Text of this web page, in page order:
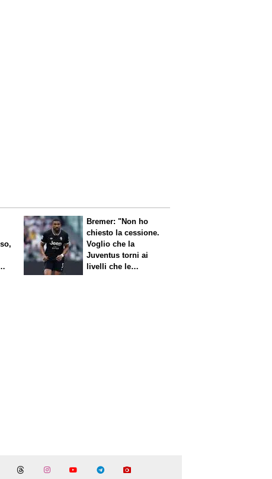
Bremer: "Non ho
chiesto la cessione.
Voglio che la
Juventus torni ai
livelli che le